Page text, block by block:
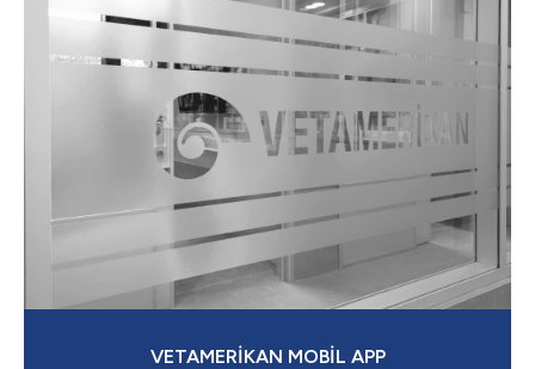
VETAMERİKAN MOBİL APP